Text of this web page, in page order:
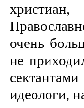
очень
не
идеологи,